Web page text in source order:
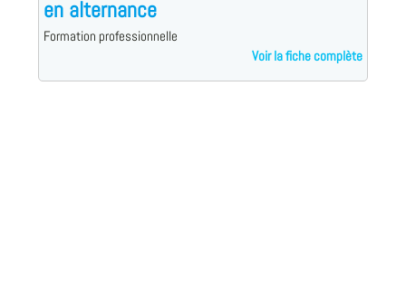
en alternance
Formation professionnelle
Voir la fiche complète